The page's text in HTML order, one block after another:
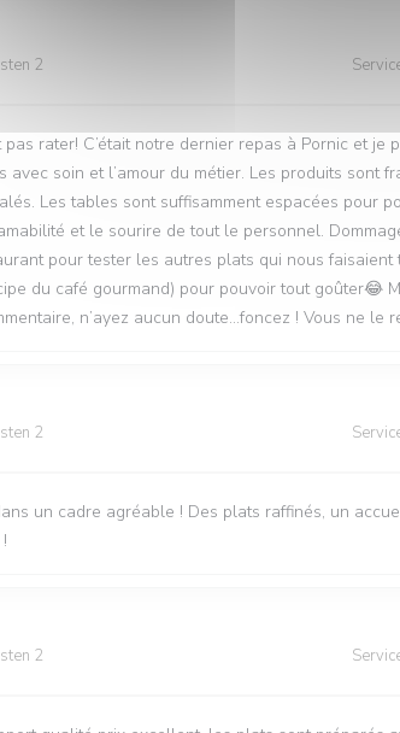
2
rater! C’était notre dernier repas à Pornic et
avec soin et l’amour du métier. Les produits sont
Les tables sont suffisamment espacées pour
et le sourire de tout le personnel.
pour tester les autres plats qui nous faisaient
du café gourmand) pour pouvoir tout goûter😂
n’ayez aucun doute…foncez ! Vous ne le
2
un cadre agréable ! Des plats raffinés, un
2